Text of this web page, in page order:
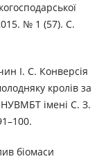
№ 1 (57). С.
І. С. Конверсія
кролів за
імені С. З.
біомаси